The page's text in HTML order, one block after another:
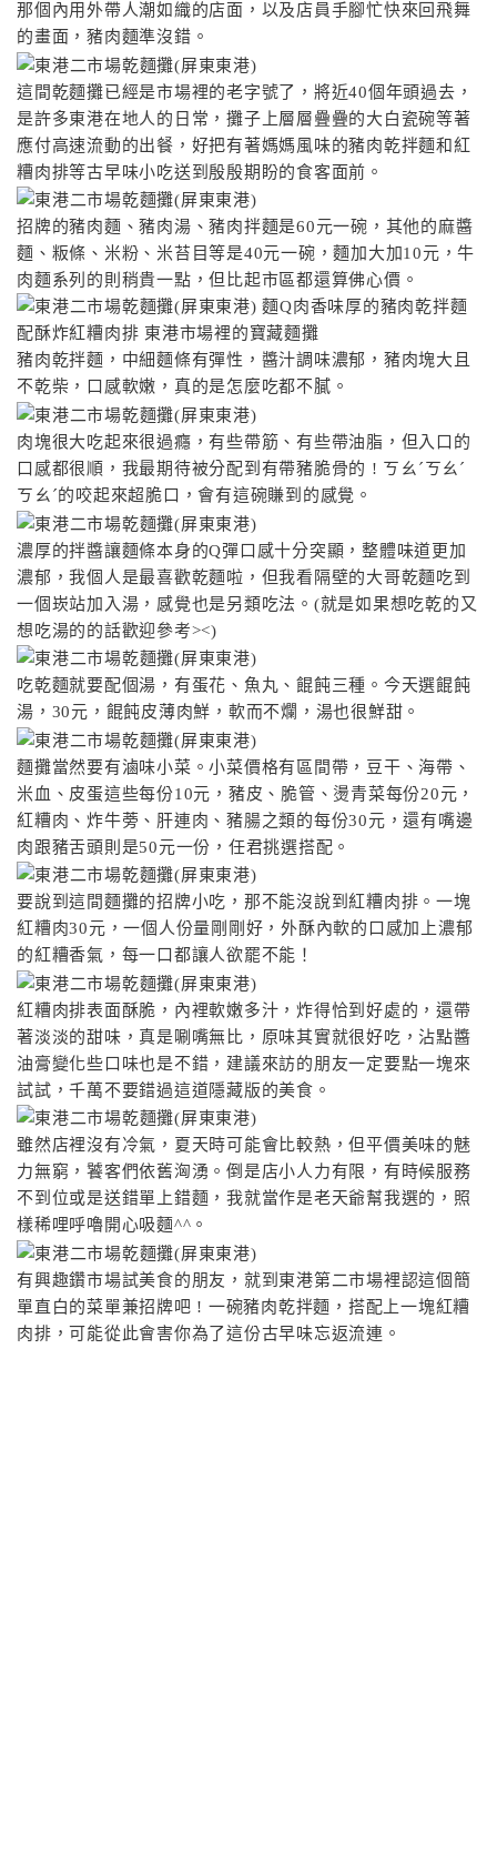
那個內用外帶人潮如織的店面，以及店員手腳忙快來回飛舞
的畫面，豬肉麵準沒錯。
這間乾麵攤已經是市場裡的老字號了，將近40個年頭過去，
是許多東港在地人的日常，攤子上層層疊疊的大白瓷碗等著
應付高速流動的出餐，好把有著媽媽風味的豬肉乾拌麵和紅
糟肉排等古早味小吃送到殷殷期盼的食客面前。
招牌的豬肉麵、豬肉湯、豬肉拌麵是60元一碗，其他的麻醬
麵、粄條、米粉、米苔目等是40元一碗，麵加大加10元，牛
肉麵系列的則稍貴一點，但比起市區都還算佛心價。
豬肉乾拌麵，中細麵條有彈性，醬汁調味濃郁，豬肉塊大且
不乾柴，口感軟嫩，真的是怎麼吃都不膩。
肉塊很大吃起來很過癮，有些帶筋、有些帶油脂，但入口的
口感都很順，我最期待被分配到有帶豬脆骨的 ! ㄎㄠˊㄎㄠˊ
ㄎㄠˊ的咬起來超脆口，會有這碗賺到的感覺。
濃厚的拌醬讓麵條本身的Q彈口感十分突顯，整體味道更加
濃郁，我個人是最喜歡乾麵啦，但我看隔壁的大哥乾麵吃到
一個崁站加入湯，感覺也是另類吃法。(就是如果想吃乾的又
想吃湯的的話歡迎參考><)
吃乾麵就要配個湯，有蛋花、魚丸、餛飩三種。今天選餛飩
湯，30元，餛飩皮薄肉鮮，軟而不爛，湯也很鮮甜。
麵攤當然要有滷味小菜。小菜價格有區間帶，豆干、海帶、
米血、皮蛋這些每份10元，豬皮、脆管、燙青菜每份20元，
紅糟肉、炸牛蒡、肝連肉、豬腸之類的每份30元，還有嘴邊
肉跟豬舌頭則是50元一份，任君挑選搭配。
要說到這間麵攤的招牌小吃，那不能沒說到紅糟肉排。一塊
紅糟肉30元，一個人份量剛剛好，外酥內軟的口感加上濃郁
的紅糟香氣，每一口都讓人欲罷不能！
紅糟肉排表面酥脆，內裡軟嫩多汁，炸得恰到好處的，還帶
著淡淡的甜味，真是唰嘴無比，原味其實就很好吃，沾點醬
油膏變化些口味也是不錯，建議來訪的朋友一定要點一塊來
試試，千萬不要錯過這道隱藏版的美食。
雖然店裡沒有冷氣，夏天時可能會比較熱，但平價美味的魅
力無窮，饕客們依舊洶湧。倒是店小人力有限，有時候服務
不到位或是送錯單上錯麵，我就當作是老天爺幫我選的，照
樣稀哩呼嚕開心吸麵^^。
有興趣鑽市場試美食的朋友，就到東港第二市場裡認這個簡
單直白的菜單兼招牌吧 ! 一碗豬肉乾拌麵，搭配上一塊紅糟
肉排，可能從此會害你為了這份古早味忘返流連。